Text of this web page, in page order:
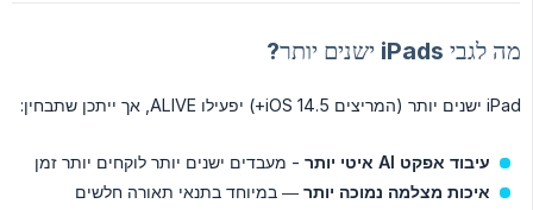
מה לגבי iPads ישנים יותר?
iPad ישנים יותר (המריצים iOS 14.5+) יפעילו ALIVE, אך ייתכן שתבחין:
עיבוד אפקט AI איטי יותר
- מעבדים ישנים יותר לוקחים יותר זמן
איכות מצלמה נמוכה יותר — במיוחד בתנאי תאורה חלשים